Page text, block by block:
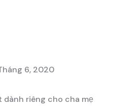
6, 2020
riêng cho cha mẹ